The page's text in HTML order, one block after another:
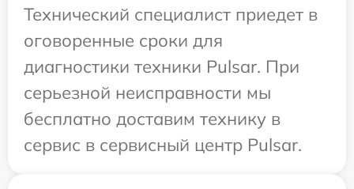
Технический специалист приедет в
оговоренные сроки для
диагностики техники Pulsar. При
серьезной неисправности мы
бесплатно доставим технику в
сервис в сервисный центр Pulsar.